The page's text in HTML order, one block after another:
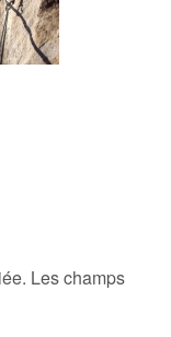
Les champs